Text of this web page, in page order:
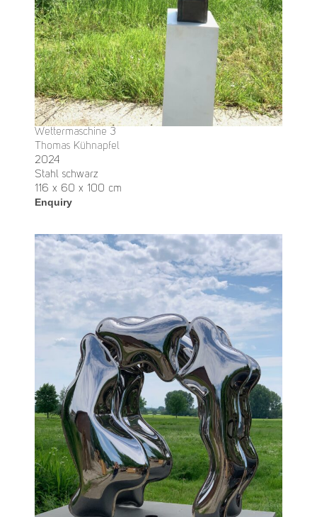
Wettermaschine 3
Thomas Kühnapfel
2024
Stahl schwarz
116 x 60 x 100 cm
Enquiry